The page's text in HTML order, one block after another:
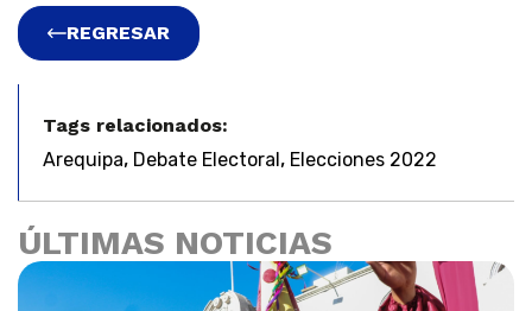
REGRESAR
Tags relacionados:
Arequipa, Debate Electoral, Elecciones 2022
ÚLTIMAS NOTICIAS